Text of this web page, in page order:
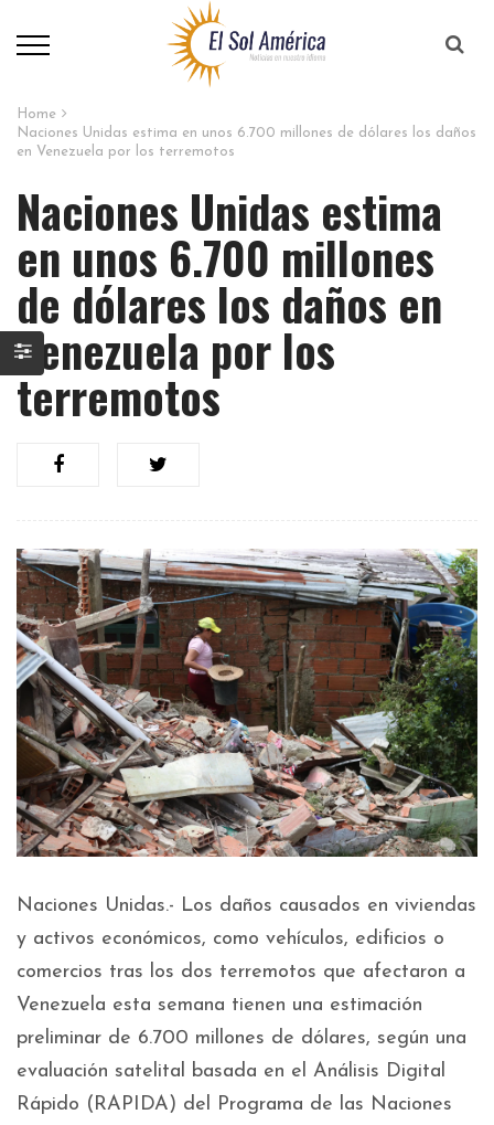
Home
Naciones Unidas estima en unos 6.700 millones de dólares los daños
en Venezuela por los terremotos
Naciones Unidas estima
en unos 6.700 millones
de dólares los daños en
Venezuela por los
terremotos
Naciones Unidas.- Los daños causados en viviendas
y activos económicos, como vehículos, edificios o
comercios tras los dos terremotos que afectaron a
Venezuela esta semana tienen una estimación
preliminar de 6.700 millones de dólares, según una
evaluación satelital basada en el Análisis Digital
Rápido (RAPIDA) del Programa de las Naciones